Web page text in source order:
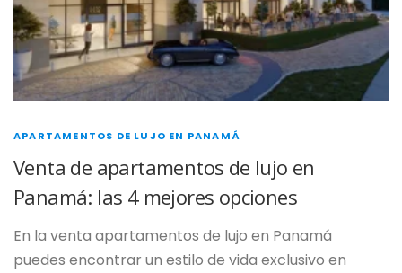
APARTAMENTOS DE LUJO EN PANAMÁ
Venta de apartamentos de lujo en
Panamá: las 4 mejores opciones
En la venta apartamentos de lujo en Panamá
puedes encontrar un estilo de vida exclusivo en